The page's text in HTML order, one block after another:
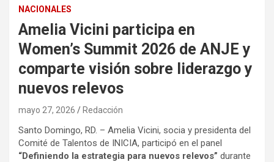
NACIONALES
Amelia Vicini participa en
Women’s Summit 2026 de ANJE y
comparte visión sobre liderazgo y
nuevos relevos
mayo 27, 2026 Redacción
Santo Domingo, RD. – Amelia Vicini, socia y presidenta del
Comité de Talentos de INICIA, participó en el panel
“Definiendo la estrategia para nuevos relevos” durante